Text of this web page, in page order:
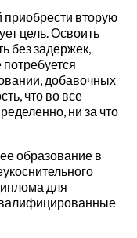
приобрести вторую
цель. Освоить
без задержек,
добавочных
что во все
ни за что
образование в
для